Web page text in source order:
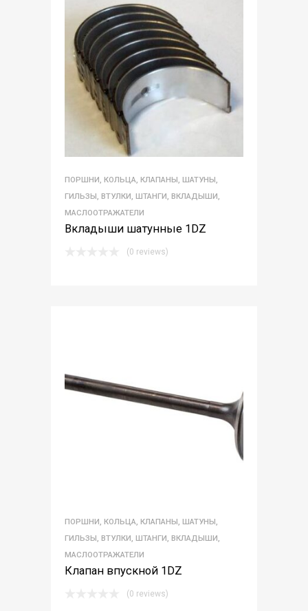
ПОРШНИ, КОЛЬЦА, КЛАПАНЫ, ШАТУНЫ,
ГИЛЬЗЫ, ВТУЛКИ, ШТАНГИ, ВКЛАДЫШИ,
МАСЛООТРАЖАТЕЛИ
Вкладыши шатунные 1DZ
(0 reviews)
ПОРШНИ, КОЛЬЦА, КЛАПАНЫ, ШАТУНЫ,
ГИЛЬЗЫ, ВТУЛКИ, ШТАНГИ, ВКЛАДЫШИ,
МАСЛООТРАЖАТЕЛИ
Клапан впускной 1DZ
(0 reviews)